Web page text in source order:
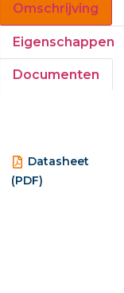
Omschrijving
Eigenschappen
Documenten
Datasheet
(PDF)